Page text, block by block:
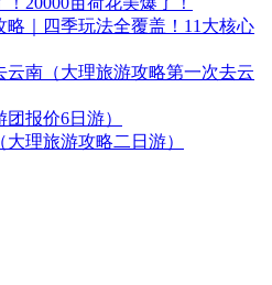
略｜四季玩法全覆盖！11大核心
云南（大理旅游攻略第一次去云
报价6日游）
理旅游攻略二日游）